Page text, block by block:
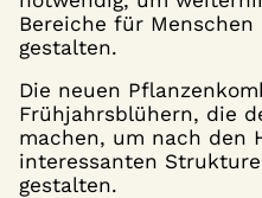
Bereiche für
gestalten.
Die neuen
Frühjahrsblühern, die
machen, um nach den
interessanten
gestalten.